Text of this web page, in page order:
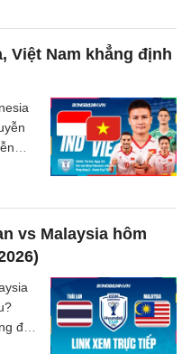
Việt Nam khẳng định
vs Malaysia hôm
đá